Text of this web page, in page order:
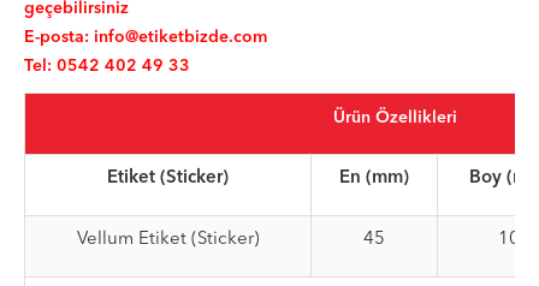
geçebilirsiniz
E-posta: info@etiketbizde.com
Tel: 0542 402 49 33
Ürün Özellikleri
Etiket (Sticker) En (mm) Boy
Vellum Etiket (Sticker) 45 10